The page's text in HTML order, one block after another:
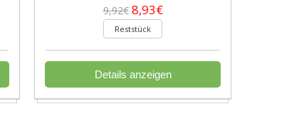
9,92€ 8,93€
Reststück
Details anzeigen